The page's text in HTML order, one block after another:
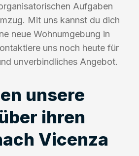
Aufgaben
Mit uns kannst du dich
neue Wohnumgebung in
uns noch heute für
unverbindliches Angebot.
unsere
ihren
Vicenza